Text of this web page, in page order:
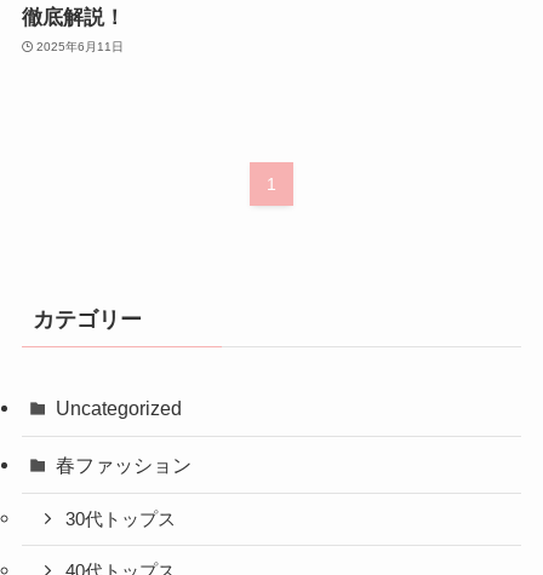
徹底解説！
2025年6月11日
1
カテゴリー
Uncategorized
春ファッション
30代トップス
40代トップス